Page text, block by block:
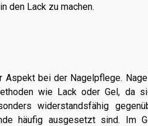
den Lack zu machen.
Aspekt bei der Nagelpflege.
wie Lack oder Gel, da
widerstandsfähig
häufig ausgesetzt sind. Im